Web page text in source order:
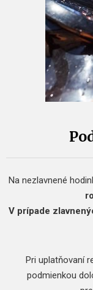
Na nezlavnené
V prípade
Pri uplatňovaní
podmienkou